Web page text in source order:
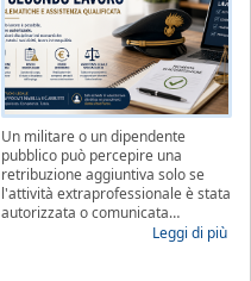
Un militare o un dipendente
pubblico può percepire una
retribuzione aggiuntiva solo se
l'attività extraprofessionale è stata
autorizzata o comunicata…
Leggi di più